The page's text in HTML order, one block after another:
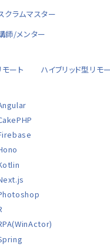
クラムマスター
師/メンター
モート
ハイブリッド型リモ